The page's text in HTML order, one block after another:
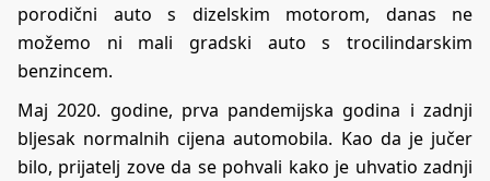
porodični auto s dizelskim motorom, danas ne
možemo ni mali gradski auto s trocilindarskim
benzincem.
Maj 2020. godine, prva pandemijska godina i zadnji
bljesak normalnih cijena automobila. Kao da je jučer
bilo, prijatelj zove da se pohvali kako je uhvatio zadnji